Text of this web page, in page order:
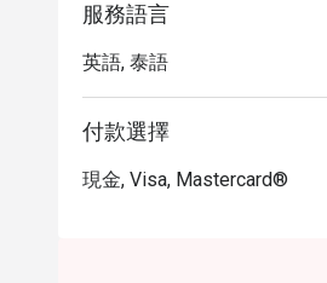
服務語言
英語, 泰語
付款選擇
現金, Visa, Mastercard®